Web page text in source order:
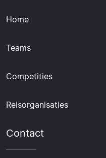
Home
Teams
Competities
Reisorganisaties
Contact